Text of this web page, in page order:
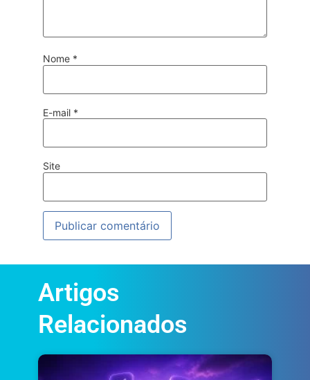
Nome *
E-mail *
Site
Artigos
Relacionados